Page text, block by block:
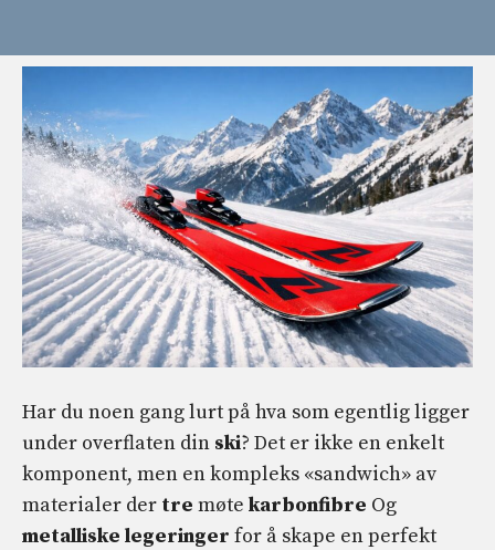
Har du noen gang lurt på hva som egentlig ligger
under overflaten din ski? Det er ikke en enkelt
komponent, men en kompleks «sandwich» av
materialer der tre møte karbonfibre Og
metalliske legeringer for å skape en perfekt